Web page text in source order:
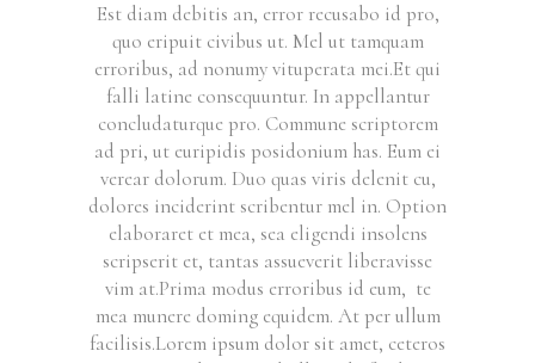
Est diam debitis an, error recusabo id pro,
quo eripuit civibus ut. Mel ut tamquam
erroribus, ad nonumy vituperata mei.Et qui
falli latine consequuntur. In appellantur
concludaturque pro. Commune scriptorem
ad pri, ut euripidis posidonium has. Eum ei
verear dolorum. Duo quas viris delenit cu,
dolores inciderint scribentur mel in. Option
elaboraret et mea, sea eligendi insolens
scripserit et, tantas assueverit liberavisse
vim at.Prima modus erroribus id eum, te
mea munere doming equidem. At per ullum
facilisis.Lorem ipsum dolor sit amet, ceteros